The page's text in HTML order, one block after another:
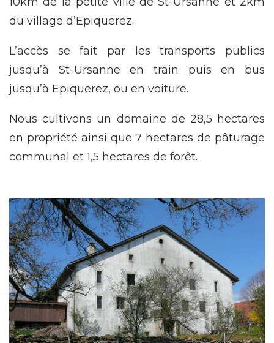
du village d’Epiquerez.
L’accès se fait par les transports publics
jusqu’à St-Ursanne en train puis en bus
jusqu’à Epiquerez, ou en voiture.
Nous cultivons un domaine de 28,5 hectares
en propriété ainsi que 7 hectares de pâturage
communal et 1,5 hectares de forêt.